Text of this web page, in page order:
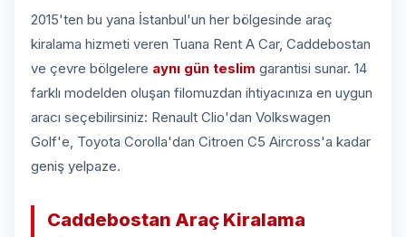
2015'ten bu yana İstanbul'un her bölgesinde araç
kiralama hizmeti veren Tuana Rent A Car, Caddebostan
ve çevre bölgelere aynı gün teslim garantisi sunar. 14
farklı modelden oluşan filomuzdan ihtiyacınıza en uygun
aracı seçebilirsiniz: Renault Clio'dan Volkswagen
Golf'e, Toyota Corolla'dan Citroen C5 Aircross'a kadar
geniş yelpaze.
Caddebostan Araç Kiralama